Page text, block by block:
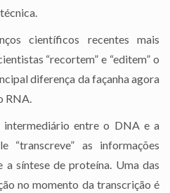
científicos recentes mais
“recortem” e “editem” o
diferença da façanha agora
RNA.
entre o DNA e a
“transcreve” as informações
síntese de proteína. Uma das
no momento da transcrição é